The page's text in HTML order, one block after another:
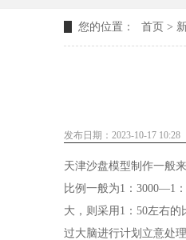
您的位置： 首页 >
发布日期：2023-10-17 10:28
天津沙盘模型制作一般
比例一般为1：3000—1
大，则采用1：50左右
过大脑进行计划立意处